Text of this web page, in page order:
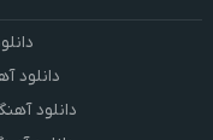
دانلود
دانلود